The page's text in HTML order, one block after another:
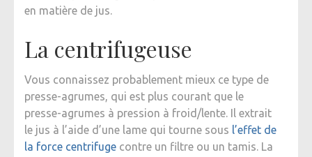
en matière de jus.
La centrifugeuse
Vous connaissez probablement mieux ce type de
presse-agrumes, qui est plus courant que le
presse-agrumes à pression à froid/lente. Il extrait
le jus à l’aide d’une lame qui tourne sous l’effet de
la force centrifuge contre un filtre ou un tamis. La